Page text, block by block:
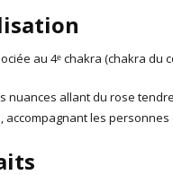
au 4ᵉ chakra (chakra du
nuances allant du rose
les